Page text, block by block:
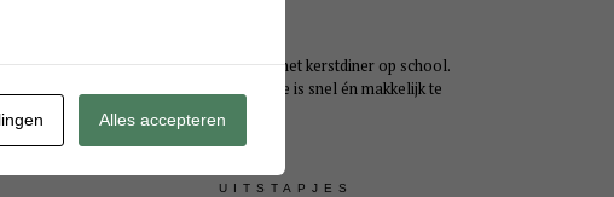
Ideaal voor het kerstdiner op school.
Dit kersthapje is snel én makkelijk te
UITSTAPJES
Alles accepteren